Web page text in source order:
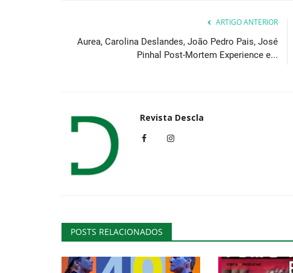
ARTIGO ANTERIOR
Aurea, Carolina Deslandes, João Pedro Pais, José
Pinhal Post-Mortem Experience e...
Revista Descla
POSTS RELACIONADOS